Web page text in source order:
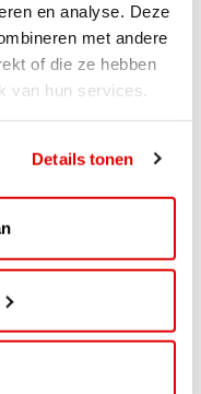
en analyse. Deze
met andere
of die ze hebben
van hun services.
Details tonen